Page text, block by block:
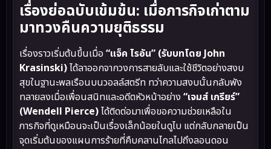
เรื่องย่อฉบับเข้มข้น: เมื่อภารกิจเก่าตาม
มาทวงคืนความยุติธรรม
เรื่องราวเริ่มต้นขึ้นเมื่อ “แจ็ค ไรอัน” (รับบทโดย John
Krasinski)ได้ลาออกจากวงการสายลับและใช้ชีวิตอย่างสงบ
สุขในฐานะพลเรือนบนวอลล์สตรีท ทว่าความสงบนั้นกลับพัง
ทลายลงเมื่อเพื่อนสนิทและอดีตหัวหน้าอย่าง “เจมส์ เกรียร์”
(Wendell Pierce)ได้ติดต่อมาเพื่อขอความช่วยเหลือใน
ภารกิจที่ดูเหมือนจะเป็นเรื่องเล็กน้อยในดูไบ แต่กลับกลายเป็น
จุดเริ่มต้นของแผนการร้ายที่คืบคลานไกลไปถึงลอนดอน